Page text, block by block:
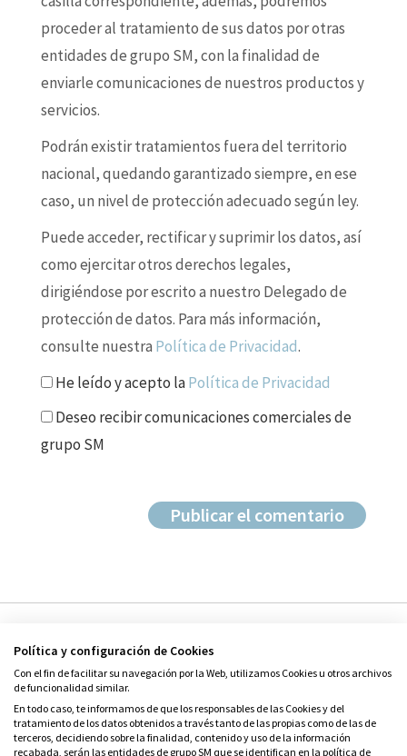
proceder al tratamiento de sus datos por otras
entidades de grupo SM, con la finalidad de
enviarle comunicaciones de nuestros productos y
servicios.
Podrán existir tratamientos fuera del territorio
nacional, quedando garantizado siempre, en ese
caso, un nivel de protección adecuado según ley.
Puede acceder, rectificar y suprimir los datos, así
como ejercitar otros derechos legales,
dirigiéndose por escrito a nuestro Delegado de
protección de datos. Para más información,
consulte nuestra Política de Privacidad.
He leído y acepto laPolítica de Privacidad
Deseo recibir comunicaciones comerciales de
grupo SM
© Grupo SM
Condiciones de uso
Política y configuración de Cookies
Con el fin de facilitar su navegación por la Web, utilizamos Cookies u otros archivos
de funcionalidad similar.
En todo caso, te informamos de que los responsables de las Cookies y del
tratamiento de los datos obtenidos a través tanto de las propias como de las de
terceros, decidiendo sobre la finalidad, contenido y uso de la información
recabada, serán las entidades de grupo SM que se identifican en la política de